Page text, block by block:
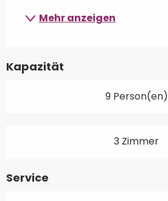
Mehr anzeigen
Kapazität
9 Person(en)
3 Zimmer
Service